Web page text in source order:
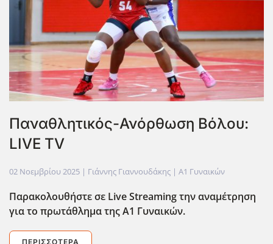
Παναθλητικός-Ανόρθωση Βόλου:
LIVE TV
02 Νοεμβρίου 2025 | Γιάννης Γιαννουδάκης | Α1 Γυναικών
Παρακολουθήστε σε Live Streaming την αναμέτρηση
για το πρωτάθλημα της Α1 Γυναικών.
ΠΕΡΙΣΣΌΤΕΡΑ